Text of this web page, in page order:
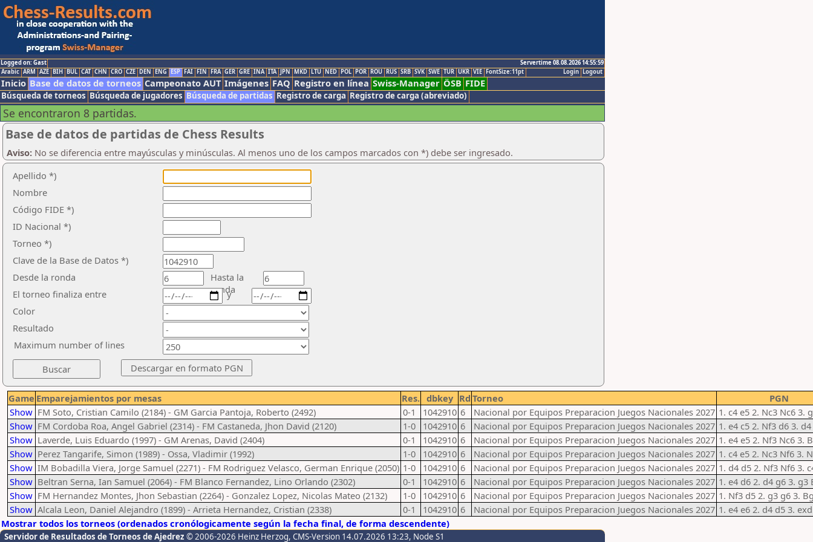
Logged on: Gast
Servertime 08.08.2026 14:55:59
Logout
Login
Arabic ARM AZE BIH BUL CAT CHN CRO CZE DEN ENG ESP FAI FIN FRA GER GRE INA ITA JPN MKD LTU NED POL POR ROU RUS SRB SVK SWE TUR UKR VIE FontSize:11pt
Inicio Base de datos de torneos Campeonato AUT Imágenes FAQ Registro en línea Swiss-Manager ÖSB FIDE
Búsqueda de torneos Búsqueda de jugadores Búsqueda de partidas Registro de carga Registro de carga (abreviado)
Se encontraron 8 partidas.
Base de datos de partidas de Chess Results
Aviso: No se diferencia entre mayúsculas y minúsculas. Al menos uno de los campos marcados con *) debe ser ingresado.
Apellido *)
Nombre
Código FIDE *)
ID Nacional *)
Torneo *)
Clave de la Base de Datos *)
Desde la ronda
Hasta la
ronda
El torneo finaliza entre
Color
Resultado
y
Maximum number of lines
Game Emparejamientos por mesas Res. dbkey Rd Torneo
PGN
Show FM Soto, Cristian Camilo (2184) - GM Garcia Pantoja, Roberto (2492) 0-1 1042910 6 Nacional por Equipos Preparacion Juegos Nacionales 2027 1. c4 e5 2. Nc3 Nc6 3.
Show FM Cordoba Roa, Angel Gabriel (2314) - FM Castaneda, Jhon David (2120) 1-0 1042910 6 Nacional por Equipos Preparacion Juegos Nacionales 2027 1. e4 c5 2. Nf3 d6 3.
Show Laverde, Luis Eduardo (1997) - GM Arenas, David (2404) 0-1 1042910 6 Nacional por Equipos Preparacion Juegos Nacionales 2027 1. e4 e5 2. Nf3 Nc6 3.
Show Perez Tangarife, Simon (1989) - Ossa, Vladimir (1992) 1-0 1042910 6 Nacional por Equipos Preparacion Juegos Nacionales 2027 1. c4 e5 2. Nc3 Nf6 3.
Show IM Bobadilla Viera, Jorge Samuel (2271) - FM Rodriguez Velasco, German Enrique (2050) 1-0 1042910 6 Nacional por Equipos Preparacion Juegos Nacionales 2027 1. d4 d5 2. Nf3 Nf6 3.
Show Beltran Serna, Ian Samuel (2064) - FM Blanco Fernandez, Lino Orlando (2302) 0-1 1042910 6 Nacional por Equipos Preparacion Juegos Nacionales 2027 1. e4 d6 2. d4 g6 3. g3
Show FM Hernandez Montes, Jhon Sebastian (2264) - Gonzalez Lopez, Nicolas Mateo (2132) 1-0 1042910 6 Nacional por Equipos Preparacion Juegos Nacionales 2027 1. Nf3 d5 2. g3 g6 3.
Show Alcala Leon, Daniel Alejandro (1899) - Arrieta Hernandez, Cristian (2338) 0-1 1042910 6 Nacional por Equipos Preparacion Juegos Nacionales 2027 1. e4 e6 2. d4 d5 3.
Mostrar todos los torneos (ordenados cronólogicamente según la fecha final, de forma descendente)
Servidor de Resultados de Torneos de Ajedrez © 2006-2026 Heinz Herzog, CMS-Version 14.07.2026 13:23, Node S1